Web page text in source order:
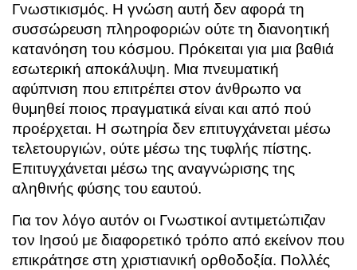
Γνωστικισμός. Η γνώση αυτή δεν αφορά τη
συσσώρευση πληροφοριών ούτε τη διανοητική
κατανόηση του κόσμου. Πρόκειται για μια βαθιά
εσωτερική αποκάλυψη. Μια πνευματική
αφύπνιση που επιτρέπει στον άνθρωπο να
θυμηθεί ποιος πραγματικά είναι και από πού
προέρχεται. Η σωτηρία δεν επιτυγχάνεται μέσω
τελετουργιών, ούτε μέσω της τυφλής πίστης.
Επιτυγχάνεται μέσω της αναγνώρισης της
αληθινής φύσης του εαυτού.
Για τον λόγο αυτόν οι Γνωστικοί αντιμετώπιζαν
τον Ιησού με διαφορετικό τρόπο από εκείνον που
επικράτησε στη χριστιανική ορθοδοξία. Πολλές